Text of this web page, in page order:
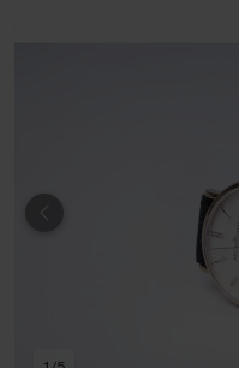
Föregående